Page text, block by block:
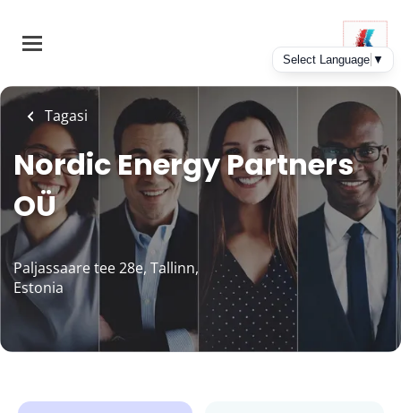
main
Tagasi
Nordic Energy Partners
OÜ
Paljassaare tee 28e, Tallinn,
Estonia